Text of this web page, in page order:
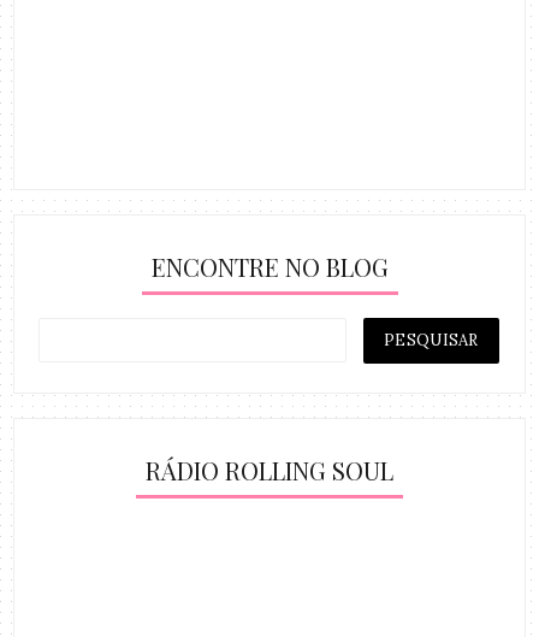
ENCONTRE NO BLOG
RÁDIO ROLLING SOUL